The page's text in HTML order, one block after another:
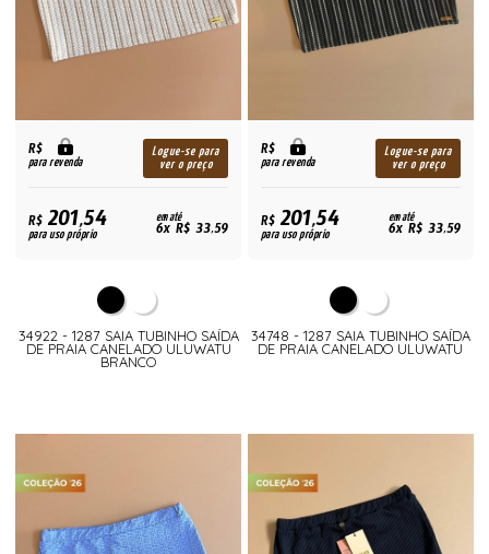
R$
para revenda
Logue-se para
ver o preço
R$201,54
para uso próprio
em até
6x R$ 33,59
34922 - 1287 SAIA TUBINHO SAÍDA
DE PRAIA CANELADO ULUWATU
BRANCO
R$
para revenda
Logue-se para
ver o preço
R$201,54
para uso próprio
em até
6x R$ 33,59
34748 - 1287 SAIA TUBINHO SAÍDA
DE PRAIA CANELADO ULUWATU